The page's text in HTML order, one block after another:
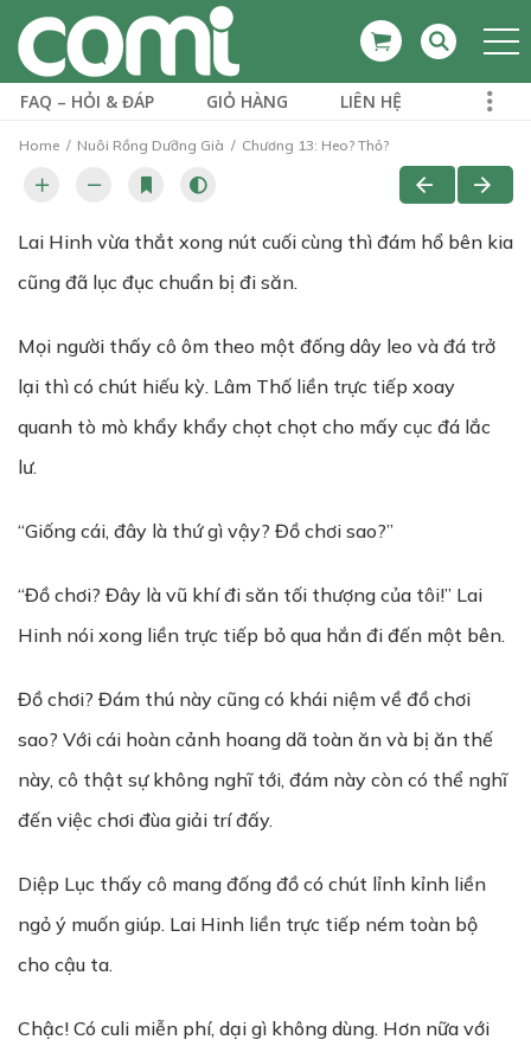
FAQ – HỎI & ĐÁP GIỎ HÀNG LIÊN HỆ
Home Nuôi Rồng Dưỡng Già Chương 13: Heo? Thỏ?
Lai Hinh vừa thắt xong nút cuối cùng thì đám hổ bên kia
cũng đã lục đục chuẩn bị đi săn.
Mọi người thấy cô ôm theo một đống dây leo và đá trở
lại thì có chút hiếu kỳ. Lâm Thố liền trực tiếp xoay
quanh tò mò khẩy khẩy chọt chọt cho mấy cục đá lắc
lư.
“Giống cái, đây là thứ gì vậy? Đồ chơi sao?”
“Đồ chơi? Đây là vũ khí đi săn tối thượng của tôi!” Lai
Hinh nói xong liền trực tiếp bỏ qua hắn đi đến một bên.
Đồ chơi? Đám thú này cũng có khái niệm về đồ chơi
sao? Với cái hoàn cảnh hoang dã toàn ăn và bị ăn thế
này, cô thật sự không nghĩ tới, đám này còn có thể nghĩ
đến việc chơi đùa giải trí đấy.
Diệp Lục thấy cô mang đống đồ có chút lỉnh kỉnh liền
ngỏ ý muốn giúp. Lai Hinh liền trực tiếp ném toàn bộ
cho cậu ta.
Chậc! Có culi miễn phí, dại gì không dùng. Hơn nữa với